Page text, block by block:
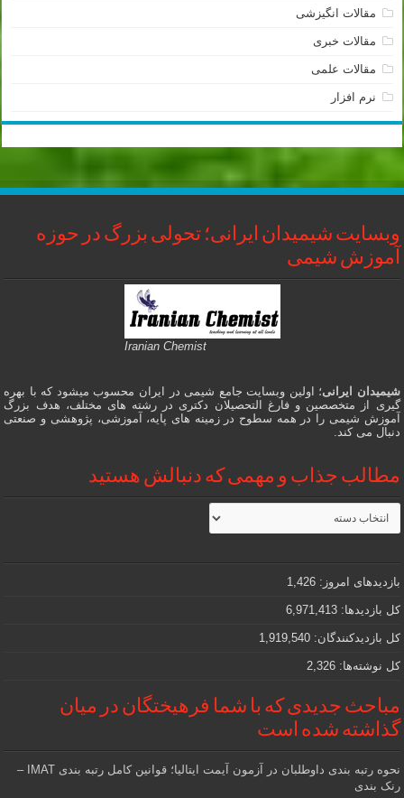
مقالات انگیزشی
مقالات خبری
مقالات علمی
نرم افزار
وبسایت شیمیدان ایرانی؛ تحولی بزرگ در حوزه
آموزش شیمی
Iranian Chemist
شیمیدان ایرانی؛ اولین وبسایت جامع شیمی در ایران محسوب میشود که با بهره
گیری از متخصصین و فارغ التحصیلان دکتری در رشته های مختلف، هدف بزرگ
آموزش شیمی را در همه سطوح در زمینه های پایه، آموزشی، پژوهشی و صنعتی
دنبال می کند.
مطالب جذاب و مهمی که دنبالش هستید
مطالب
جذاب
و
که
دنبالش
هستید
بازدیدهای امروز:1,426
کل بازدیدها:6,971,413
کل بازدیدکنند‌گان:1,919,540
کل نوشته‌ها:2,326
مباحث جدیدی که با شما فرهیختگان در میان
گذاشته شده است
نحوه رتبه بندی داوطلبان در آزمون آیمت ایتالیا؛ قوانین کامل رتبه بندی IMAT –
رنک بندی